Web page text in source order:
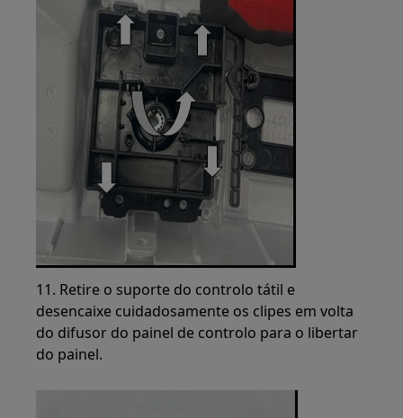
11. Retire o suporte do controlo tátil e
desencaixe cuidadosamente os clipes em volta
do difusor do painel de controlo para o libertar
do painel.